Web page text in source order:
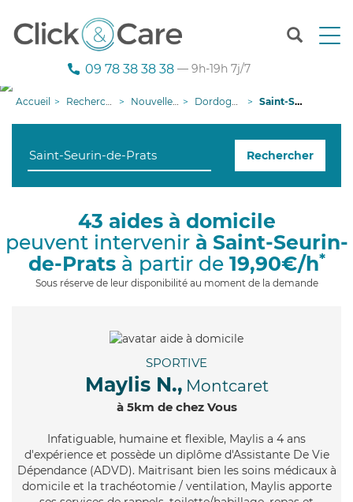
T
n
g
i
09 78 38 38 38 — 9h-19h 7j/7
Accueil Recherche aide à domicile Nouvelle-Aquitaine Dordogne Saint-Seurin-de-Prats
Rechercher
43 aides à domicile
peuvent intervenir à Saint-Seurin-
de-Pratsà partir de 19,90€/h*
Sous réserve de leur disponibilité au moment de la demande
SPORTIVE
Maylis N., Montcaret
à 5km de chez Vous
Infatiguable, humaine et flexible, Maylis a 4 ans
d'expérience et possède un diplôme d'Assistante De Vie
Dépendance (ADVD). Maitrisant bien les soins médicaux à
domicile et la trachéotomie / ventilation, Maylis apporte